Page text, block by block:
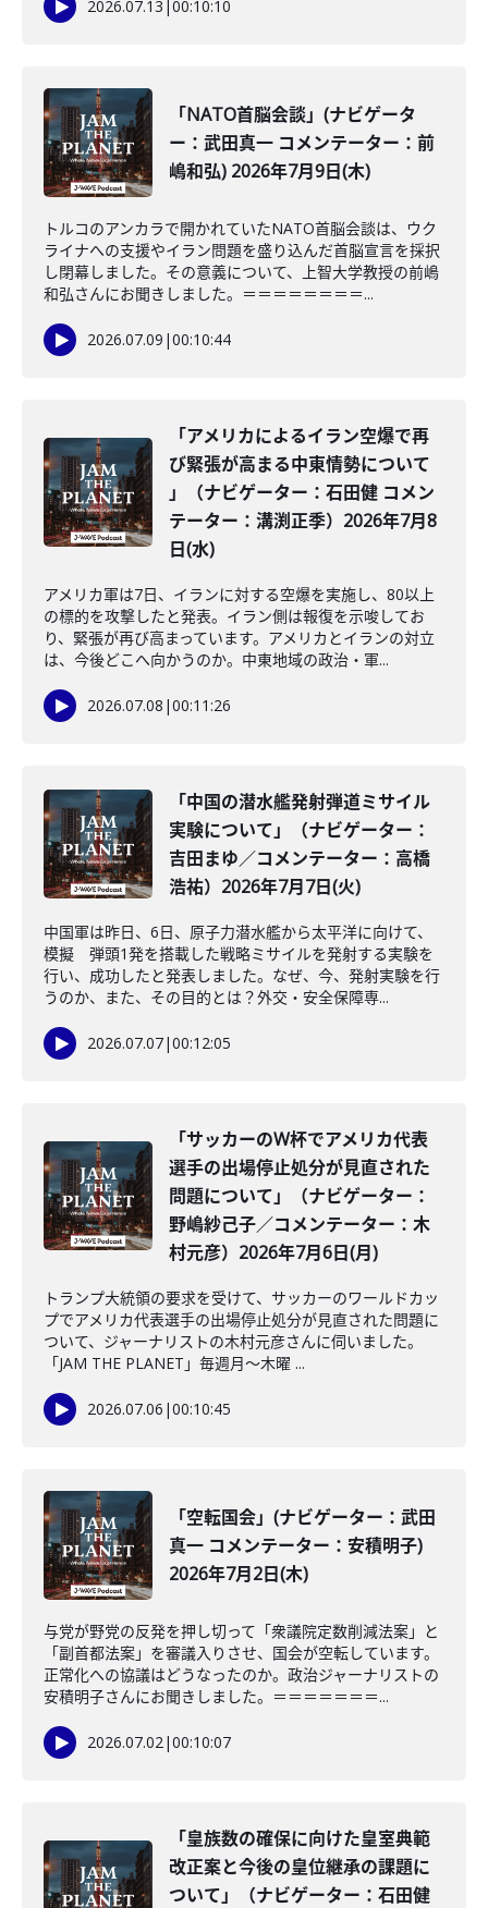
2026.07.13 00:10:10
「NATO首脳会談」(ナビゲータ
ー：武田真一 コメンテーター：前
嶋和弘) 2026年7月9日(木)
トルコのアンカラで開かれていたNATO首脳会談は、ウク
ライナへの支援やイラン問題を盛り込んだ首脳宣言を採択
し閉幕しました。その意義について、上智大学教授の前嶋
和弘さんにお聞きしました。＝＝＝＝＝＝＝＝...
2026.07.09 |00:10:44
「アメリカによるイラン空爆で再
び緊張が高まる中東情勢について
」（ナビゲーター：石田健 コメン
テーター：溝渕正季）2026年7月8
日(水)
アメリカ軍は7日、イランに対する空爆を実施し、80以上
の標的を攻撃したと発表。イラン側は報復を示唆してお
り、緊張が再び高まっています。アメリカとイランの対立
は、今後どこへ向かうのか。中東地域の政治・軍...
2026.07.08 |00:11:26
「中国の潜水艦発射弾道ミサイル
実験について」（ナビゲーター：
吉田まゆ／コメンテーター：高橋
浩祐）2026年7月7日(火)
中国軍は昨日、6日、原子力潜水艦から太平洋に向けて、
模擬 弾頭1発を搭載した戦略ミサイルを発射する実験を
行い、成功したと発表しました。なぜ、今、発射実験を行
うのか、また、その目的とは？外交・安全保障専...
2026.07.07|00:12:05
「サッカーのW杯でアメリカ代表
選手の出場停止処分が見直された
問題について」（ナビゲーター：
野嶋紗己子／コメンテーター：木
村元彦）2026年7月6日(月)
トランプ大統領の要求を受けて、サッカーのワールドカッ
プでアメリカ代表選手の出場停止処分が見直された問題に
ついて、ジャーナリストの木村元彦さんに伺いました。
「JAM THE PLANET」毎週月～木曜 ...
2026.07.06 |00:10:45
「空転国会」(ナビゲーター：武田
真一 コメンテーター：安積明子)
2026年7月2日(木)
与党が野党の反発を押し切って「衆議院定数削減法案」と
「副首都法案」を審議入りさせ、国会が空転しています。
正常化への協議はどうなったのか。政治ジャーナリストの
安積明子さんにお聞きしました。＝＝＝＝＝＝＝...
2026.07.02|00:10:07
「皇族数の確保に向けた皇室典範
改正案と今後の皇位継承の課題に
ついて」（ナビゲーター：石田健